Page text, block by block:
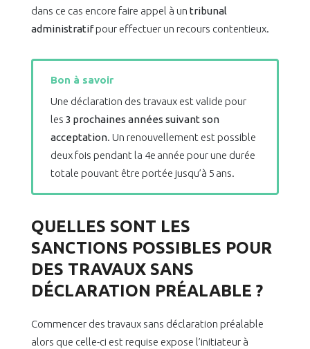
dans ce cas encore faire appel à un tribunal
administratifpour effectuer un recours contentieux.
Bon à savoir
Une déclaration des travaux est valide pour
les 3 prochaines années suivant son
acceptation. Un renouvellement est possible
deux fois pendant la 4e année pour une durée
totale pouvant être portée jusqu’à 5 ans.
QUELLES SONT LES
SANCTIONS POSSIBLES POUR
DES TRAVAUX SANS
DÉCLARATION PRÉALABLE ?
Commencer des travaux sans déclaration préalable
alors que celle-ci est requise expose l’initiateur à